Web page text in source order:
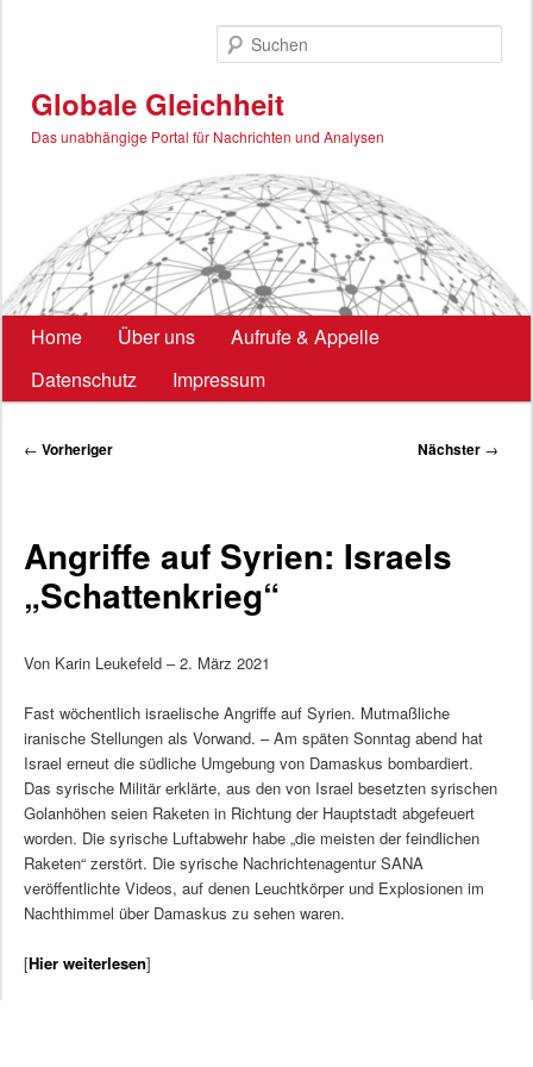
Globale Gleichheit
Das unabhängige Portal für Nachrichten und Analysen
Hauptmenü
Home Über uns
Aufrufe & Appelle
Datenschutz
Impressum
Beitragsnavigation
← Vorheriger Nächster →
Angriffe auf Syrien: Israels
„Schattenkrieg“
Von Karin Leukefeld – 2. März 2021
Fast wöchentlich israelische Angriffe auf Syrien. Mutmaßliche
iranische Stellungen als Vorwand. – Am späten Sonntag abend hat
Israel erneut die südliche Umgebung von Damaskus bombardiert.
Das syrische Militär erklärte, aus den von Israel besetzten syrischen
Golanhöhen seien Raketen in Richtung der Hauptstadt abgefeuert
worden. Die syrische Luftabwehr habe „die meisten der feindlichen
Raketen“ zerstört. Die syrische Nachrichtenagentur SANA
veröffentlichte Videos, auf denen Leuchtkörper und Explosionen im
Nachthimmel über Damaskus zu sehen waren.
[Hier weiterlesen]